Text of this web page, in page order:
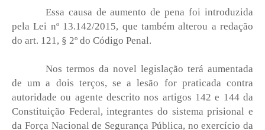
Essa causa de aumento de pena foi introduzida
pela Lei nº 13.142/2015, que também alterou a redação
do art. 121, § 2º do Código Penal.
Nos termos da novel legislação terá aumentada
de um a dois terços, se a lesão for praticada contra
autoridade ou agente descrito nos artigos 142 e 144 da
Constituição Federal, integrantes do sistema prisional e
da Força Nacional de Segurança Pública, no exercício da